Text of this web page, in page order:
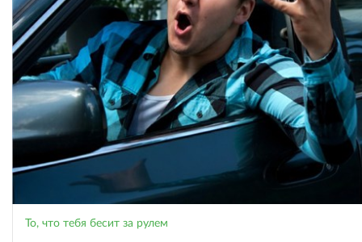
То, что тебя бесит за рулем